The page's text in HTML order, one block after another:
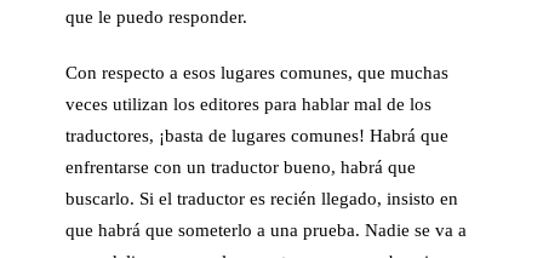
que le puedo responder.
Con respecto a esos lugares comunes, que muchas
veces utilizan los editores para hablar mal de los
traductores, ¡basta de lugares comunes! Habrá que
enfrentarse con un traductor bueno, habrá que
buscarlo. Si el traductor es recién llegado, insisto en
que habrá que someterlo a una prueba. Nadie se va a